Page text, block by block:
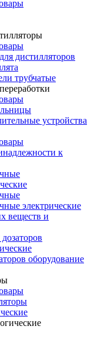
дистилляторов
трубчатые
устройства
к
электрические
веществ и
оборудование